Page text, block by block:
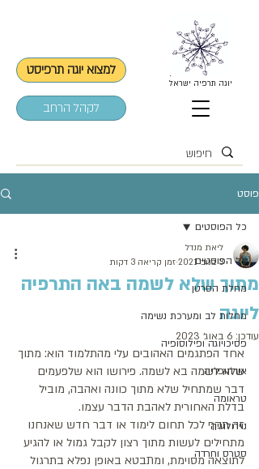
למצוא יוגה תרפיסט
לקהל הרחב
יוגה תרפיה ישראל
פוסט
כל הפוסטים
מחלת הסרטן
מחלות לב ומערכת נשימה
פסיכויוגה ופילוסופיה
אורתופדיה
טראומה
נוירולוגיה
סטרס וחרדה
כל הפוסטים
מתוך שלא לשמה באה התרפיה
ליוגה
ליאת מנדל
3 בנוב׳ 2021
זמן קריאה 3 דקות
עודכן: 6 באוג׳ 2023
אחד הפתגמים האהובים עלי מהתלמוד הוא: מתוך
שלא לשמה בא לשמה. פירושו הוא שלפעמים
דבר שמתחיל שלא מתוך כוונה ואהבה, מוביל
בדלת האחורית לאהבת הדבר עצמו.
זה תקף לכל תחום לימוד או דבר חדש שאנחנו
מתחילים לעשות מתוך רצון לקבל גמול או להגיע
לתוצאה מסוימת, ומתבטא באופן נפלא בתרגול